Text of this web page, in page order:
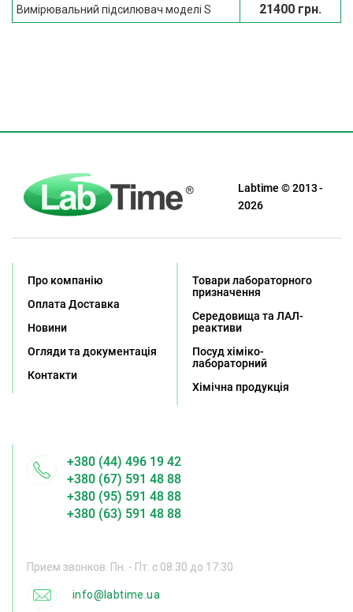
Вимірювальний підсилювач моделі S 21400 грн.
Labtime © 2013 -
2026
Про компанію
Оплата Доставка
Новини
Огляди та документація
Контакти
Товари лабораторного
призначення
Середовища та ЛАЛ-
реактиви
Посуд хіміко-
лабораторний
Хімічна продукція
+380 (44) 496 19 42
+380 (67) 591 48 88
+380 (95) 591 48 88
+380 (63) 591 48 88
Прием звонков: Пн. - Пт. с 08:30 до 17:30
info@labtime.ua